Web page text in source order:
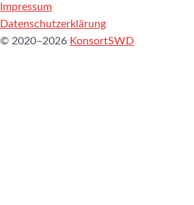
Impressum
Datenschutzerklärung
© 2020–2026 KonsortSWD